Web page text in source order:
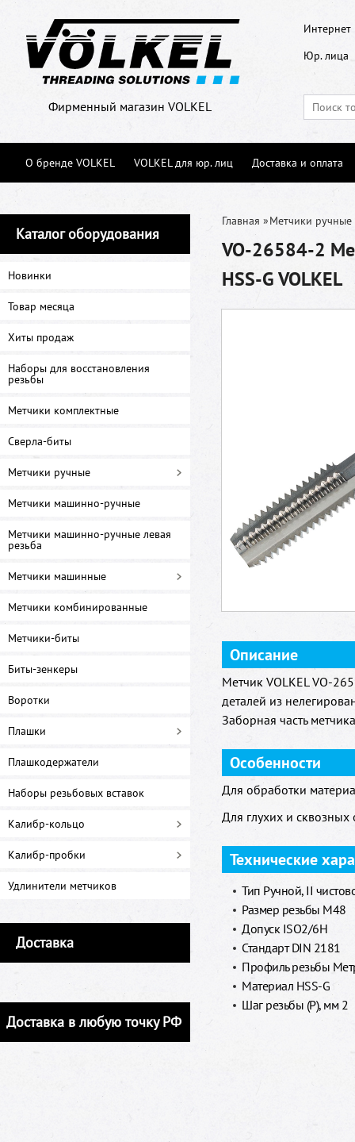
Фирменный магазин VOLKEL
Интернет
Юр. лица
О бренде VOLKEL VOLKEL для юр. лиц Доставка и оплата
Каталог оборудования
Новинки
Товар месяца
Хиты продаж
Наборы для восстановления
резьбы
Метчики комплектные
Сверла-биты
Метчики ручные
Метчики машинно-ручные
Метчики машинно-ручные левая
резьба
Метчики машинные
Метчики комбинированные
Метчики-биты
Биты-зенкеры
Воротки
Плашки
Плашкодержатели
Наборы резьбовых вставок
Калибр-кольцо
Калибр-пробки
Удлинители метчиков
Доставка
Доставка в любую точку РФ
Главная »Метчики ручные
VO-26584-2
HSS-G VOLKEL
Описание
Метчик VOLKEL VO-
деталей из
Заборная часть
Особенности
Для обработки
Для глухих и сквозных
Технические
Тип Ручной, II
Размер резьбы M48
Допуск ISO2/6H
Стандарт DIN 2181
Профиль резьбы
Материал HSS-G
Шаг резьбы (P), мм 2